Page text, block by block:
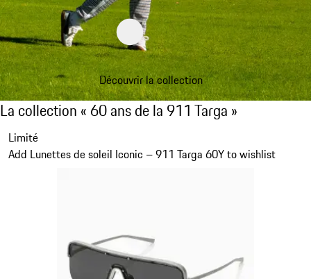
Découvrir la collection
La collection « 60 ans de la 911 Targa »
La collection « 60 ans de la 911 Targa »
Limité
Add Lunettes de soleil Iconic – 911 Targa 60Y to wishlist
Diapositive 1 sur 20